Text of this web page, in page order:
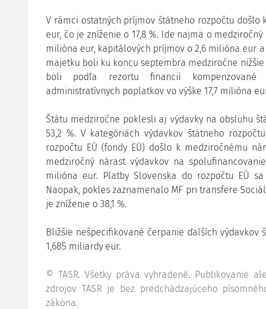
V rámci ostatných príjmov štátneho rozpočtu došlo
eur, čo je zníženie o 17,8 %. Ide najmä o
milióna eur, kapitálových príjmov o 2,6 milióna eur
majetku boli ku koncu septembra medziročne
boli podľa rezortu financií kompenzované
administratívnych poplatkov vo výške 17,7 milióna
Štátu medziročne poklesli aj výdavky na obsluhu
53,2 %. V kategóriách výdavkov štátneho
rozpočtu EÚ (fondy EÚ) došlo k medziročnému
medziročný nárast výdavkov na
milióna eur. Platby Slovenska do rozpočtu EÚ
Naopak, pokles zaznamenalo MF pri transfere
je zníženie o 38,1 %.
Bližšie nešpecifikované čerpanie ďalších výdavkov
1,685 miliardy eur.
© TASR. Všetky práva vyhradené. Publikovanie
zdrojov TASR je bez predchádzajúceho
zákona.